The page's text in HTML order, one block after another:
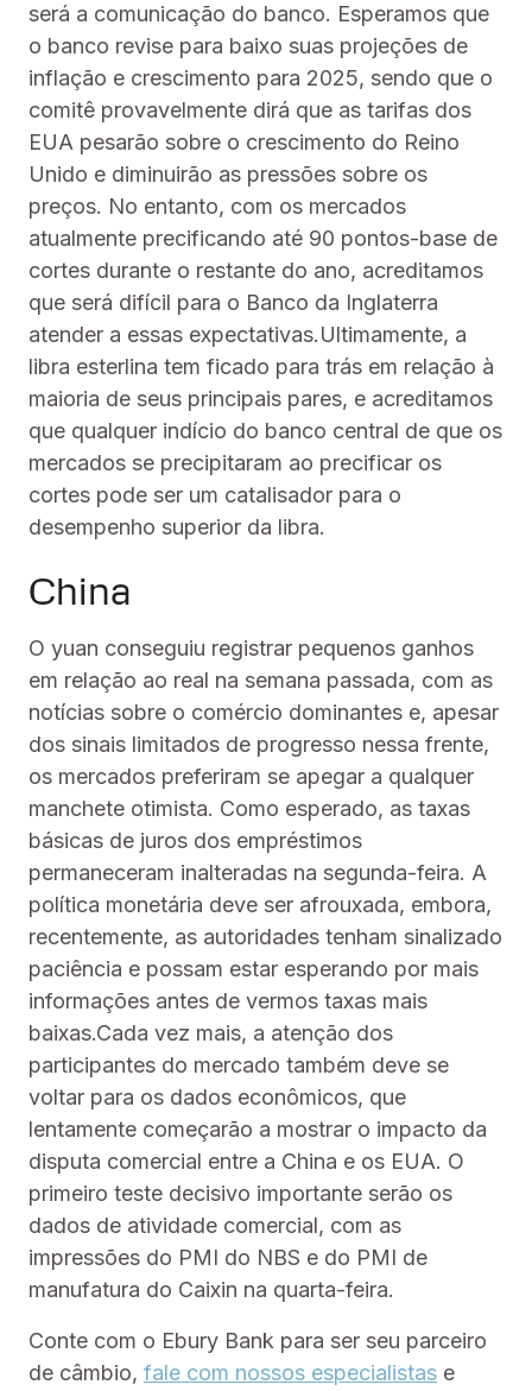
será a comunicação do banco. Esperamos que
o banco revise para baixo suas projeções de
inflação e crescimento para 2025, sendo que o
comitê provavelmente dirá que as tarifas dos
EUA pesarão sobre o crescimento do Reino
Unido e diminuirão as pressões sobre os
preços. No entanto, com os mercados
atualmente precificando até 90 pontos-base de
cortes durante o restante do ano, acreditamos
que será difícil para o Banco da Inglaterra
atender a essas expectativas.Ultimamente, a
libra esterlina tem ficado para trás em relação à
maioria de seus principais pares, e acreditamos
que qualquer indício do banco central de que os
mercados se precipitaram ao precificar os
cortes pode ser um catalisador para o
desempenho superior da libra.
China
O yuan conseguiu registrar pequenos ganhos
em relação ao real na semana passada, com as
notícias sobre o comércio dominantes e, apesar
dos sinais limitados de progresso nessa frente,
os mercados preferiram se apegar a qualquer
manchete otimista. Como esperado, as taxas
básicas de juros dos empréstimos
permaneceram inalteradas na segunda-feira. A
política monetária deve ser afrouxada, embora,
recentemente, as autoridades tenham sinalizado
paciência e possam estar esperando por mais
informações antes de vermos taxas mais
baixas.Cada vez mais, a atenção dos
participantes do mercado também deve se
voltar para os dados econômicos, que
lentamente começarão a mostrar o impacto da
disputa comercial entre a China e os EUA. O
primeiro teste decisivo importante serão os
dados de atividade comercial, com as
impressões do PMI do NBS e do PMI de
manufatura do Caixin na quarta-feira.
Conte com o Ebury Bank para ser seu parceiro
de câmbio, fale com nossos especialistas e